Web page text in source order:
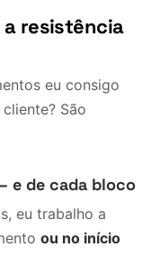
a resistência
eu consigo
São
e de cada bloco
eu trabalho a
ou no início